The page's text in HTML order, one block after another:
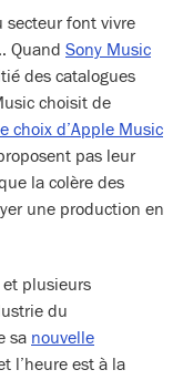
secteur font vivre
Quand Sony Music
des catalogues
choisit de
choix d’Apple Music
pas leur
la colère des
une production en
et plusieurs
du
sa nouvelle
l’heure est à la